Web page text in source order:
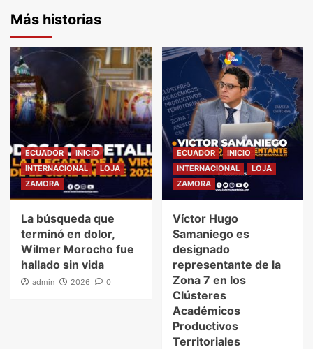
Más historias
ECUADOR
INICIO
INTERNACIONAL
LOJA
ZAMORA
La búsqueda que
terminó en dolor,
Wilmer Morocho fue
hallado sin vida
admin 2026 0
ECUADOR
INICIO
INTERNACIONAL
LOJA
ZAMORA
Víctor Hugo
Samaniego es
designado
representante de la
Zona 7 en los
Clústeres
Académicos
Productivos
Territoriales